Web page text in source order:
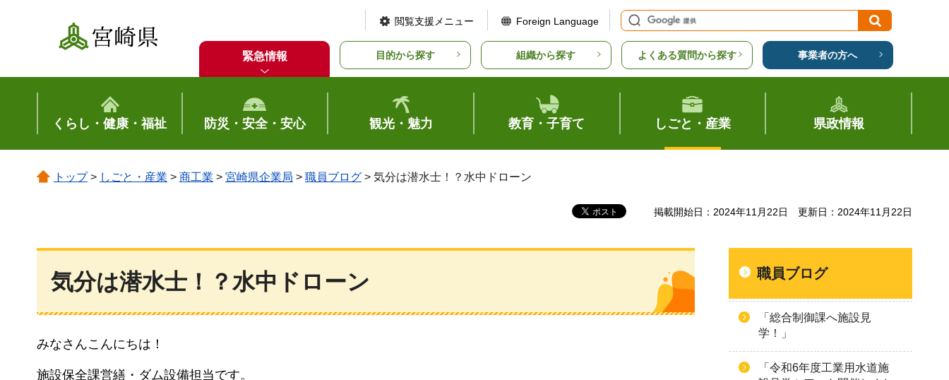
宮崎県
閲覧支援メニュー Foreign Language
緊急情報 目的から探す 組織から探す よくある質問から探す 事業者の方へ
くらし・健康・福祉 防災・安全・安心 観光・魅力 教育・子育て しごと・産業 県政情報
トップ> しごと・産業 > 商工業 > 宮崎県企業局 > 職員ブログ > 気分は潜水士！？水中ドローン
掲載開始日：2024年11月22日 更新日：2024年11月22日
気分は潜水士！？水中ドローン
みなさんこんにちは！
施設保全課営繕・ダム設備担当です。
職員ブログ
「総合制御課へ施設見
学！」
「令和6年度工業用水道施